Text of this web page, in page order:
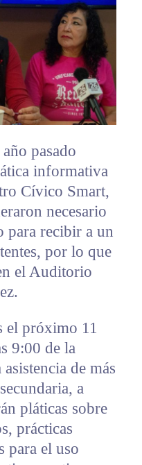
pasado
informativa
Cívico Smart,
necesario
para recibir a un
por lo que
el Auditorio
el próximo 11
9:00 de la
de más
a
pláticas sobre
prácticas
para el uso